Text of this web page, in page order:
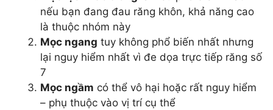
nếu bạn đang đau răng khôn, khả năng cao
là thuộc nhóm này
Mọc ngang tuy không phổ biến nhất nhưng
lại nguy hiểm nhất vì đe dọa trực tiếp răng số
7
Mọc ngầm có thể vô hại hoặc rất nguy hiểm
– phụ thuộc vào vị trí cụ thể